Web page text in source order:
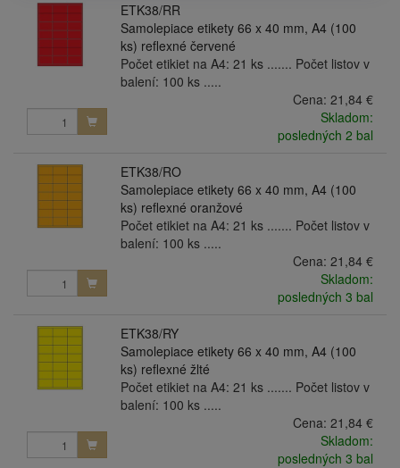
ETK38/RR
Samolepiace etikety 66 x 40 mm, A4 (100
ks) reflexné červené
Počet etikiet na A4: 21 ks ....... Počet listov v
balení: 100 ks .....
Cena: 21,84 €
Skladom:
posledných 2 bal
ETK38/RO
Samolepiace etikety 66 x 40 mm, A4 (100
ks) reflexné oranžové
Počet etikiet na A4: 21 ks ....... Počet listov v
balení: 100 ks .....
Cena: 21,84 €
Skladom:
posledných 3 bal
ETK38/RY
Samolepiace etikety 66 x 40 mm, A4 (100
ks) reflexné žlté
Počet etikiet na A4: 21 ks ....... Počet listov v
balení: 100 ks .....
Cena: 21,84 €
Skladom:
posledných 3 bal